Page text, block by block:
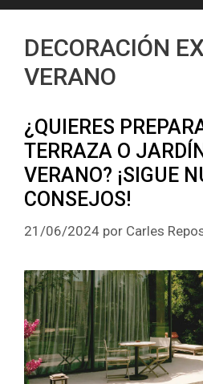
DECORACIÓN
VERANO
¿QUIERES
TERRAZA O
VERANO? ¡SIGUE
CONSEJOS!
21/06/2024 por Carles